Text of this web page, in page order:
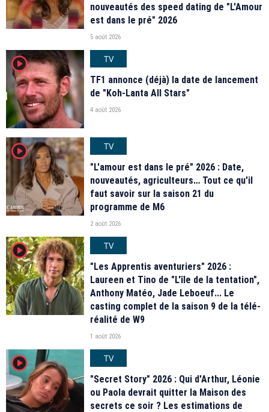
nouveautés des speed dating de "L'Amour
est dans le pré" 2026
5 août 2026
player2
TV
TF1 annonce (déjà) la date de lancement
de "Koh-Lanta All Stars"
4 août 2026
player2
TV
"L'amour est dans le pré" 2026 : Date,
nouveautés, agriculteurs… Tout ce qu'il
faut savoir sur la saison 21 du
programme de M6
2 août 2026
player2
TV
"Les Apprentis aventuriers" 2026 :
Laureen et Tino de "L'île de la tentation",
Anthony Matéo, Jade Leboeuf... Le
casting complet de la saison 9 de la télé-
réalité de W9
1 août 2026
player2
TV
"Secret Story" 2026 : Qui d'Arthur, Léonie
ou Paola devrait quitter la Maison des
secrets ce soir ? Les estimations de